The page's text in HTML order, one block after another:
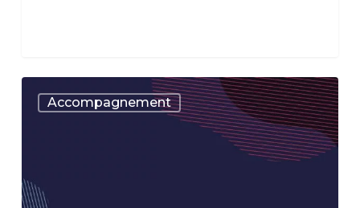
Une
journée
productive
Accompagnement